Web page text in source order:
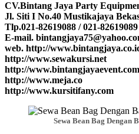
CV.Bintang Jaya Party
Jl. Siti I No.40 Mustikajaya
Tlp.021-82619088 / 021-
E-mail.
web. http://
http://www.sewakursi.net
http://www.bintangjayaevent.com
http://www.meja.co
http://www.kursitifany.com
Sewa Bean Bag Dengan